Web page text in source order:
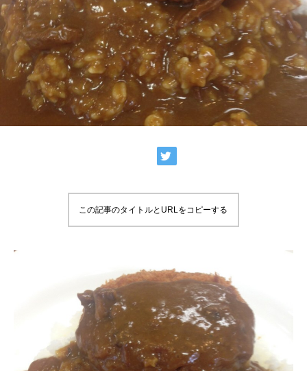
この記事のタイトルとURLをコピーする